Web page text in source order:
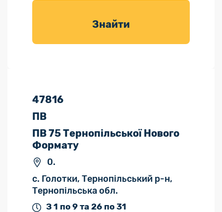
товарів для
Знайти
47816
ПВ
ПВ 75 Тернопільської Нового
Формату
0.
с. Голотки, Тернопільський р-н,
Тернопільська обл.
З 1 по 9 та 26 по 31